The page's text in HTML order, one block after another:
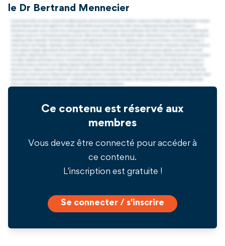
le Dr Bertrand Mennecier
Ce contenu est réservé aux
membres
Vous devez être connecté pour accéder à
ce contenu.
L'inscription est gratuite !
Se connecter / s'inscrire